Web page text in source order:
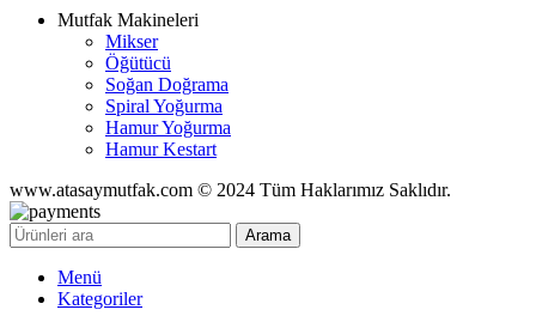
Mutfak Makineleri
Mikser
Öğütücü
Soğan Doğrama
Spiral Yoğurma
Hamur Yoğurma
Hamur Kestart
www.atasaymutfak.com © 2024 Tüm Haklarımız Saklıdır.
Arama
Menü
Kategoriler